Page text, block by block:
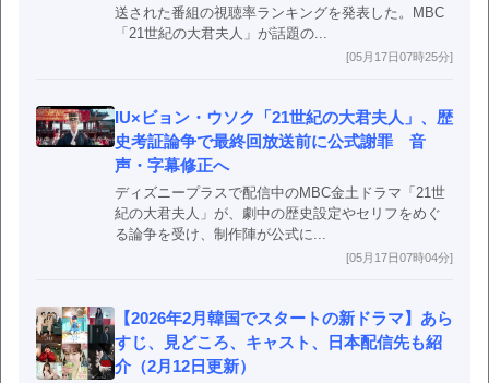
送された番組の視聴率ランキングを発表した。MBC
「21世紀の大君夫人」が話題の...
[05月17日07時25分]
IU×ビョン・ウソク「21世紀の大君夫人」、歴
史考証論争で最終回放送前に公式謝罪 音
声・字幕修正へ
ディズニープラスで配信中のMBC金土ドラマ「21世
紀の大君夫人」が、劇中の歴史設定やセリフをめぐ
る論争を受け、制作陣が公式に...
[05月17日07時04分]
【2026年2月韓国でスタートの新ドラマ】あら
すじ、見どころ、キャスト、日本配信先も紹
介（2月12日更新）